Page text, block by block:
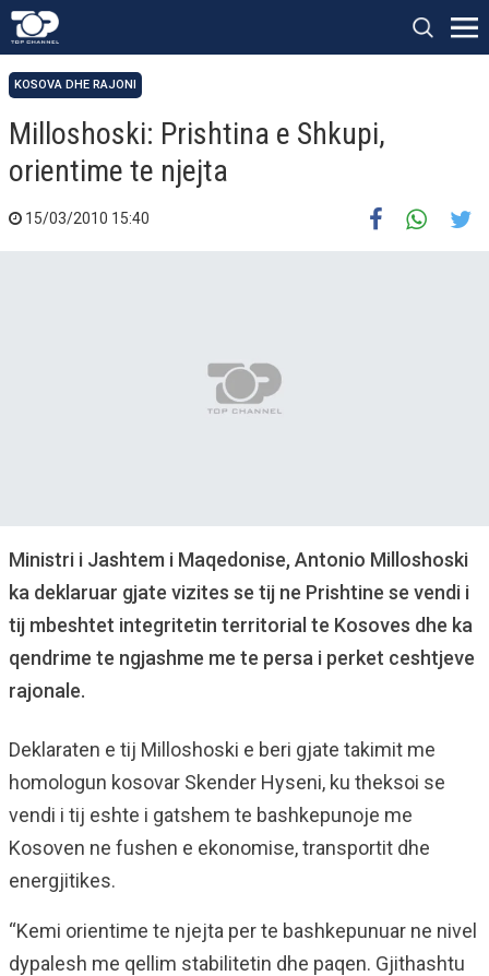
KOSOVA DHE RAJONI
Milloshoski: Prishtina e Shkupi,
orientime te njejta
15/03/2010 15:40
Ministri i Jashtem i Maqedonise, Antonio Milloshoski
ka deklaruar gjate vizites se tij ne Prishtine se vendi i
tij mbeshtet integritetin territorial te Kosoves dhe ka
qendrime te ngjashme me te persa i perket ceshtjeve
rajonale.
Deklaraten e tij Milloshoski e beri gjate takimit me
homologun kosovar Skender Hyseni, ku theksoi se
vendi i tij eshte i gatshem te bashkepunoje me
Kosoven ne fushen e ekonomise, transportit dhe
energjitikes.
“Kemi orientime te njejta per te bashkepunuar ne nivel
dypalesh me qellim stabilitetin dhe paqen. Gjithashtu